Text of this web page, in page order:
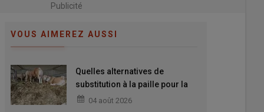
Publicité
VOUS AIMEREZ AUSSI
Quelles alternatives de
substitution à la paille pour la
litière des bovins ?
04 août 2026